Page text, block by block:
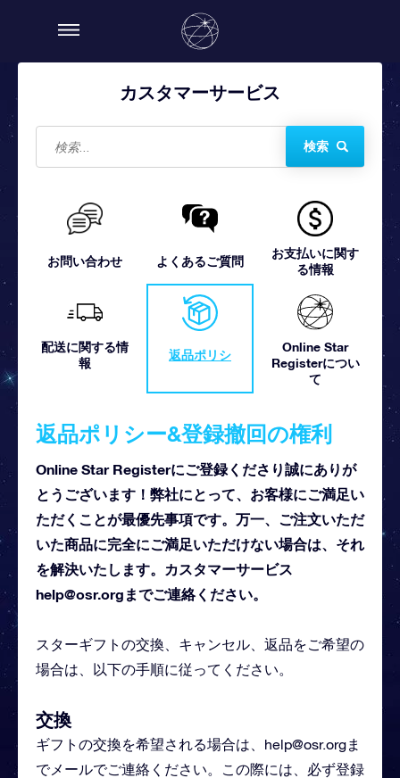
カスタマーサービス
検索
お問い合わせ よくあるご質問
お支払いに関す
る情報
配送に関する情
報
返品ポリシ
Online Star
Registerについ
て
返品ポリシー&登録撤回の権利
Online Star Registerにご登録くださり誠にありが
とうございます！弊社にとって、お客様にご満足い
ただくことが最優先事項です。万一、ご注文いただ
いた商品に完全にご満足いただけない場合は、それ
を解決いたします。カスタマーサービス
help@osr.org までご連絡ください。
スターギフトの交換、キャンセル、返品をご希望の
場合は、以下の手順に従ってください。
交換
ギフトの交換を希望される場合は、 help@osr.orgま
でメールでご連絡ください。この際には、必ず登録